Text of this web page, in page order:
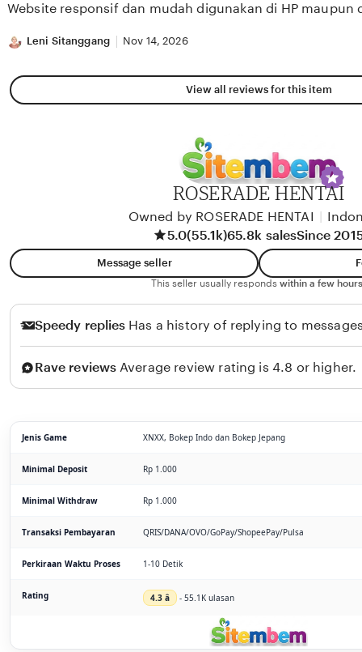
5
Website responsif dan mudah digunakan di HP maupun
Leni Sitanggang Nov 14, 2026
View all reviews for this item
ROSERADE HENTAI
Owned by ROSERADE HENTAI
5.0(55.1k)65.8k salesSince
Message seller
This seller usually responds within a few
Speedy replies Has a history of replying to
Rave reviews Average review rating is 4.8 or higher.
Jenis Game XNXX, Bokep Indo dan Bokep Jepang
Minimal Deposit Rp 1.000
Minimal Withdraw Rp 1.000
Transaksi Pembayaran QRIS/DANA/OVO/GoPay/ShopeePay/Pulsa
Perkiraan Waktu Proses 1-10 Detik
Rating 4.3 â­ - 55.1K ulasan